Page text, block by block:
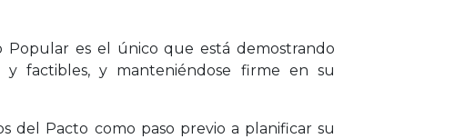
Popular es el único que está demostrando
factibles, y manteniéndose firme en su
del Pacto como paso previo a planificar su